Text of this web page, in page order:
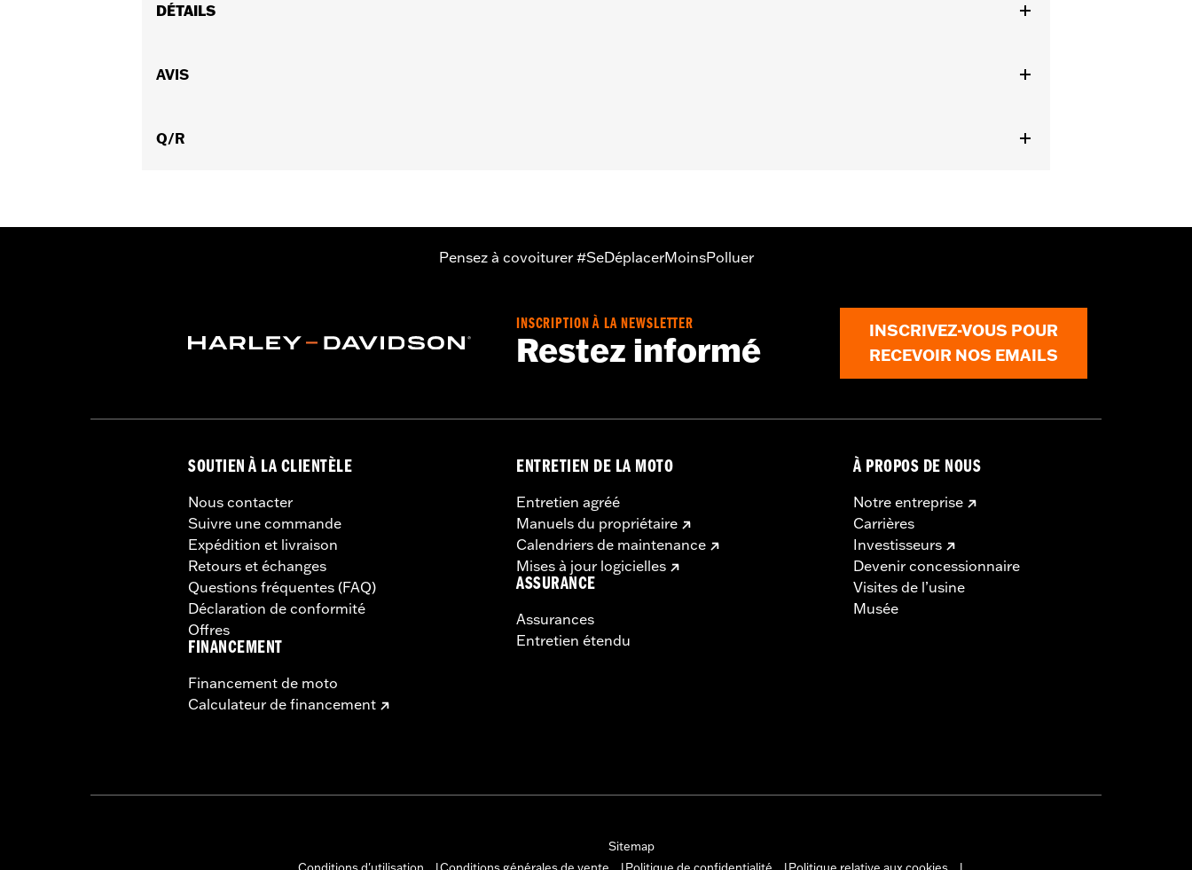
DÉTAILS
Caractéristiques fonctionnelles:
AVIS
Q/R
Pensez à covoiturer #SeDéplacerMoinsPolluer
INSCRIPTION À LA NEWSLETTER
Restez informé
INSCRIVEZ-VOUS POUR
RECEVOIR NOS EMAILS
SOUTIEN À LA CLIENTÈLE
Nous contacter
Suivre une commande
Expédition et livraison
Retours et échanges
Questions fréquentes (FAQ)
Déclaration de conformité
Offres
FINANCEMENT
Financement de moto
Calculateur de financement
ENTRETIEN DE LA MOTO
Entretien agréé
Manuels du propriétaire
Calendriers de maintenance
Mises à jour logicielles
ASSURANCE
Assurances
Entretien étendu
À PROPOS DE NOUS
Notre entreprise
Carrières
Investisseurs
Devenir concessionnaire
Visites de l’usine
Musée
Sitemap
Conditions d'utilisation
Conditions générales de vente Politique de confidentialité Politique relative aux cookies